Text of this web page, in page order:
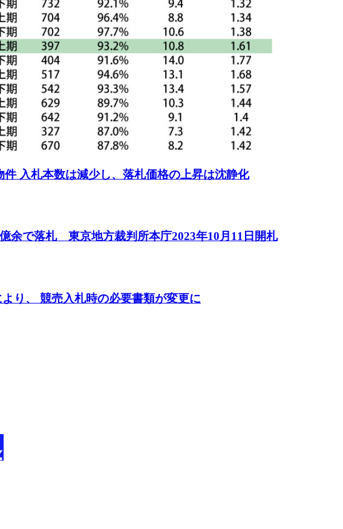
件 入札本数は減少し、落札価格の上昇は沈静化
余で落札 東京地方裁判所本庁2023年10月11日開札
り、 競売入札時の必要書類が変更に